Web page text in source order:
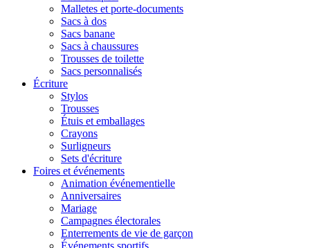
Malletes et porte-documents
Sacs à dos
Sacs banane
Sacs à chaussures
Trousses de toilette
Sacs personnalisés
Écriture
Stylos
Trousses
Étuis et emballages
Crayons
Surligneurs
Sets d'écriture
Foires et événements
Animation événementielle
Anniversaires
Mariage
Campagnes électorales
Enterrements de vie de garçon
Événements sportifs